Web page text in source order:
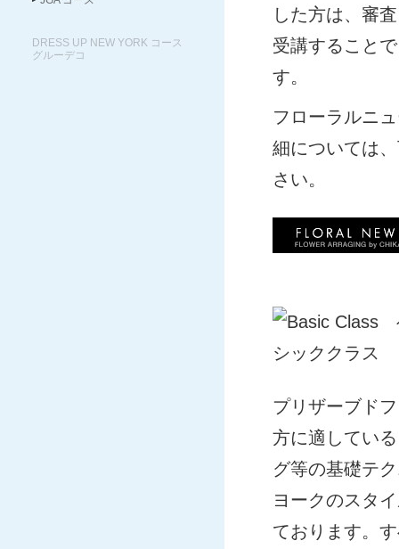
した方は、審
受講すること
す。
フローラルニ
細については
さい。
プリザーブド
方に適してい
グ等の基礎テ
ヨークのスタ
ております。
DRESS UP NEW YORK コース
グルーデコ